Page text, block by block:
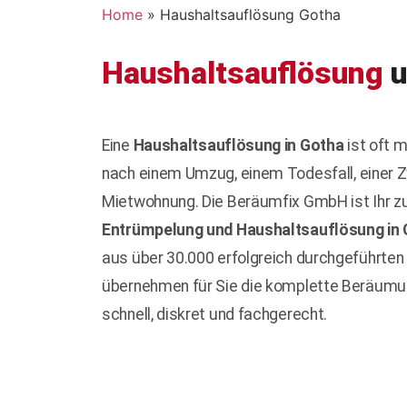
Home » Haushaltsauflösung Gotha
Haushaltsauflösung
Eine Haushaltsauflösung in Gotha ist oft
nach einem Umzug, einem Todesfall, einer
Mietwohnung. Die Beräumfix GmbH ist Ihr
Entrümpelung und Haushaltsauflösung in
aus über 30.000 erfolgreich
übernehmen für Sie die komplette
schnell, diskret und fachgerecht.